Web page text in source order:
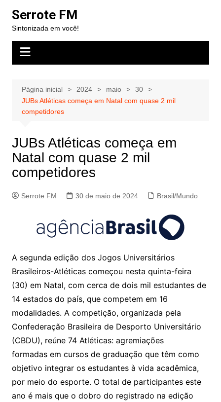
para
conteúdo
Serrote FM
Sintonizada em você!
Página inicial 2024 maio
30
JUBs Atléticas começa em Natal com quase 2 mil
competidores
JUBs Atléticas começa em
Natal com quase 2 mil
competidores
Serrote FM 30 de maio de 2024 Brasil/Mundo
A segunda edição dos Jogos Universitários
Brasileiros-Atléticas começou nesta quinta-feira
(30) em Natal, com cerca de dois mil estudantes de
14 estados do país, que competem em 16
modalidades. A competição, organizada pela
Confederação Brasileira de Desporto Universitário
(CBDU), reúne 74 Atléticas: agremiações
formadas em cursos de graduação que têm como
objetivo integrar os estudantes à vida acadêmica,
por meio do esporte. O total de participantes este
ano é mais que o dobro do registrado na edição